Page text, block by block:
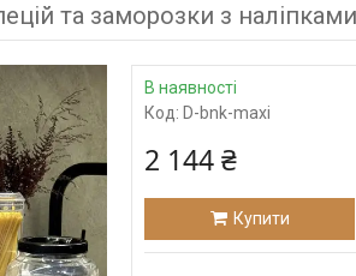
та заморозки з
В наявності
Код: D-bnk-maxi
2 144 ₴
Купити